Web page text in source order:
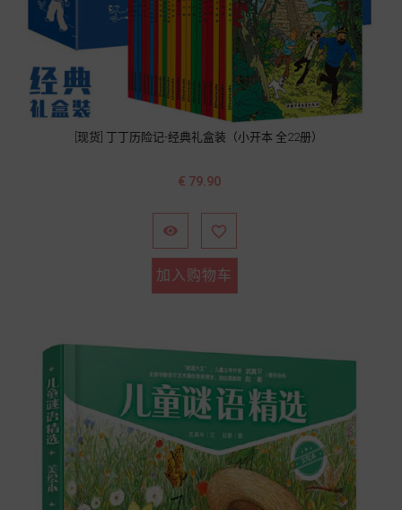
[现货] 丁丁历险记-经典礼盒装（小开本 全22册）
价
€ 79.90
 
加入购物车